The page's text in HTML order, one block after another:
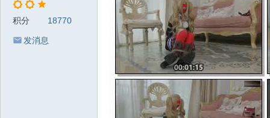
积分 18770
发消息